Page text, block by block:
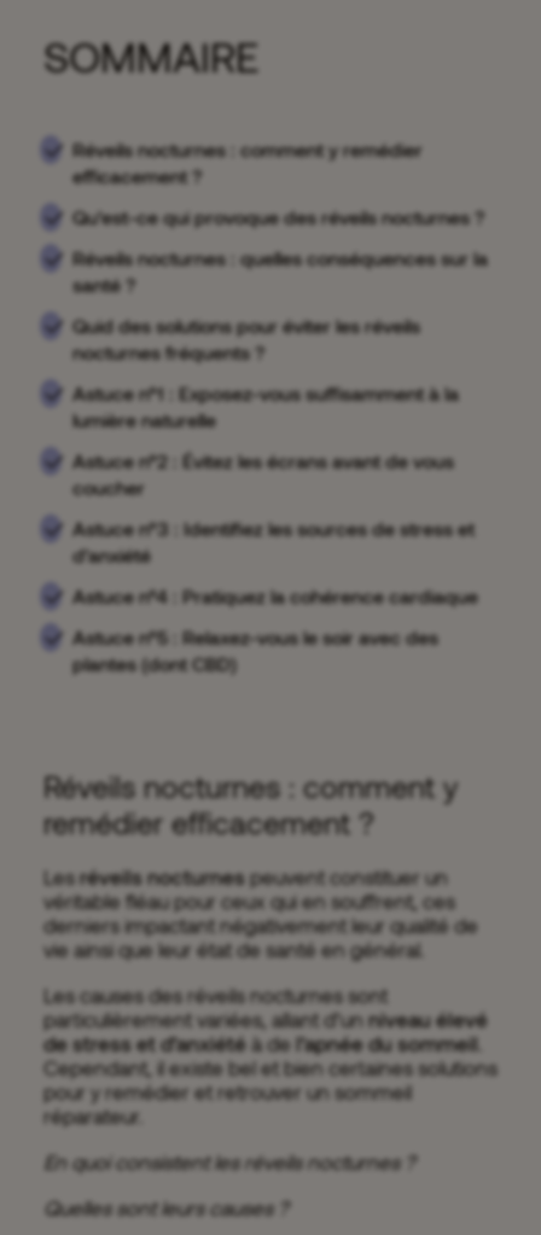
SOMMAIRE
Réveils nocturnes : comment y remédier
efficacement ?
Qu’est-ce qui provoque des réveils nocturnes ?
Réveils nocturnes : quelles conséquences sur la
santé ?
Quid des solutions pour éviter les réveils
nocturnes fréquents ?
Astuce n°1 : Exposez-vous suffisamment à la
lumière naturelle
Astuce n°2 : Évitez les écrans avant de vous
coucher
Astuce n°3 : Identifiez les sources de stress et
d’anxiété
Astuce n°4 : Pratiquez la cohérence cardiaque
Astuce n°5 : Relaxez-vous le soir avec des
plantes (dont CBD)
Réveils nocturnes : comment y
remédier efficacement ?
Lesréveils nocturnes peuvent constituer un
véritable fléau pour ceux qui en souffrent, ces
derniers impactant négativement leur qualité de
vie ainsi que leur état de santé en général.
Les causes des réveils nocturnes sont
particulièrement variées, allant d’unniveau élevé
de stress et d’anxiété à de l’apnée du sommeil
Cependant, il existe bel et bien certaines solutions
pour y remédier et retrouver un sommeil
réparateur.
En quoi consistent les réveils nocturnes ?
Quelles sont leurs causes ?